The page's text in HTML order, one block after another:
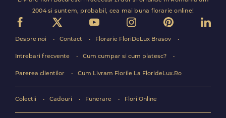
2004 si suntem, probabil, cea mai buna florarie online!
Despre noi Contact Florarie FloriDeLux Brasov
Intrebari frecvente Cum cumpar si cum platesc?
Parerea clientilor Cum Livram Florile La FlorideLux.Ro
Colectii Cadouri Funerare Flori Online